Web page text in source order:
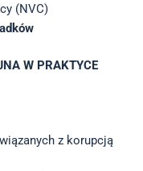
(NVC)
W PRAKTYCE
z korupcją